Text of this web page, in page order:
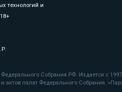
технологий и
Собрания РФ. Издается с
палат Федерального Собрания.